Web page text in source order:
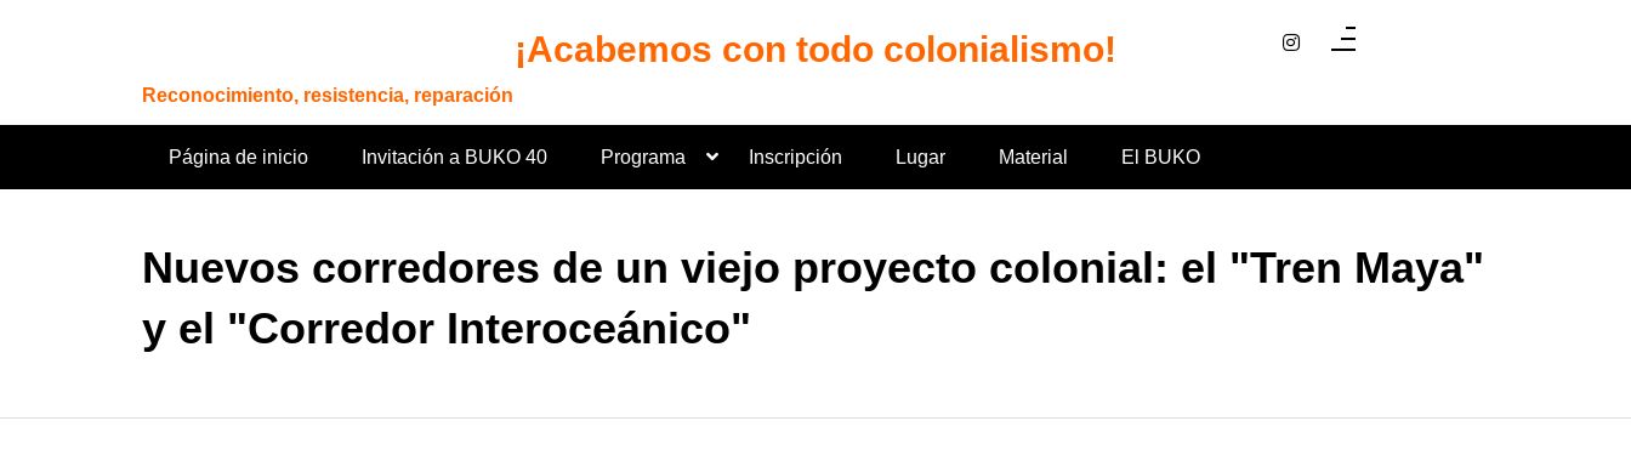
¡Acabemos con todo colonialismo!
Reconocimiento, resistencia, reparación
Página de inicio Invitación a BUKO 40 Programa Inscripción Lugar Material El BUKO
Nuevos corredores de un viejo proyecto colonial: el "Tren Maya"
y el "Corredor Interoceánico"